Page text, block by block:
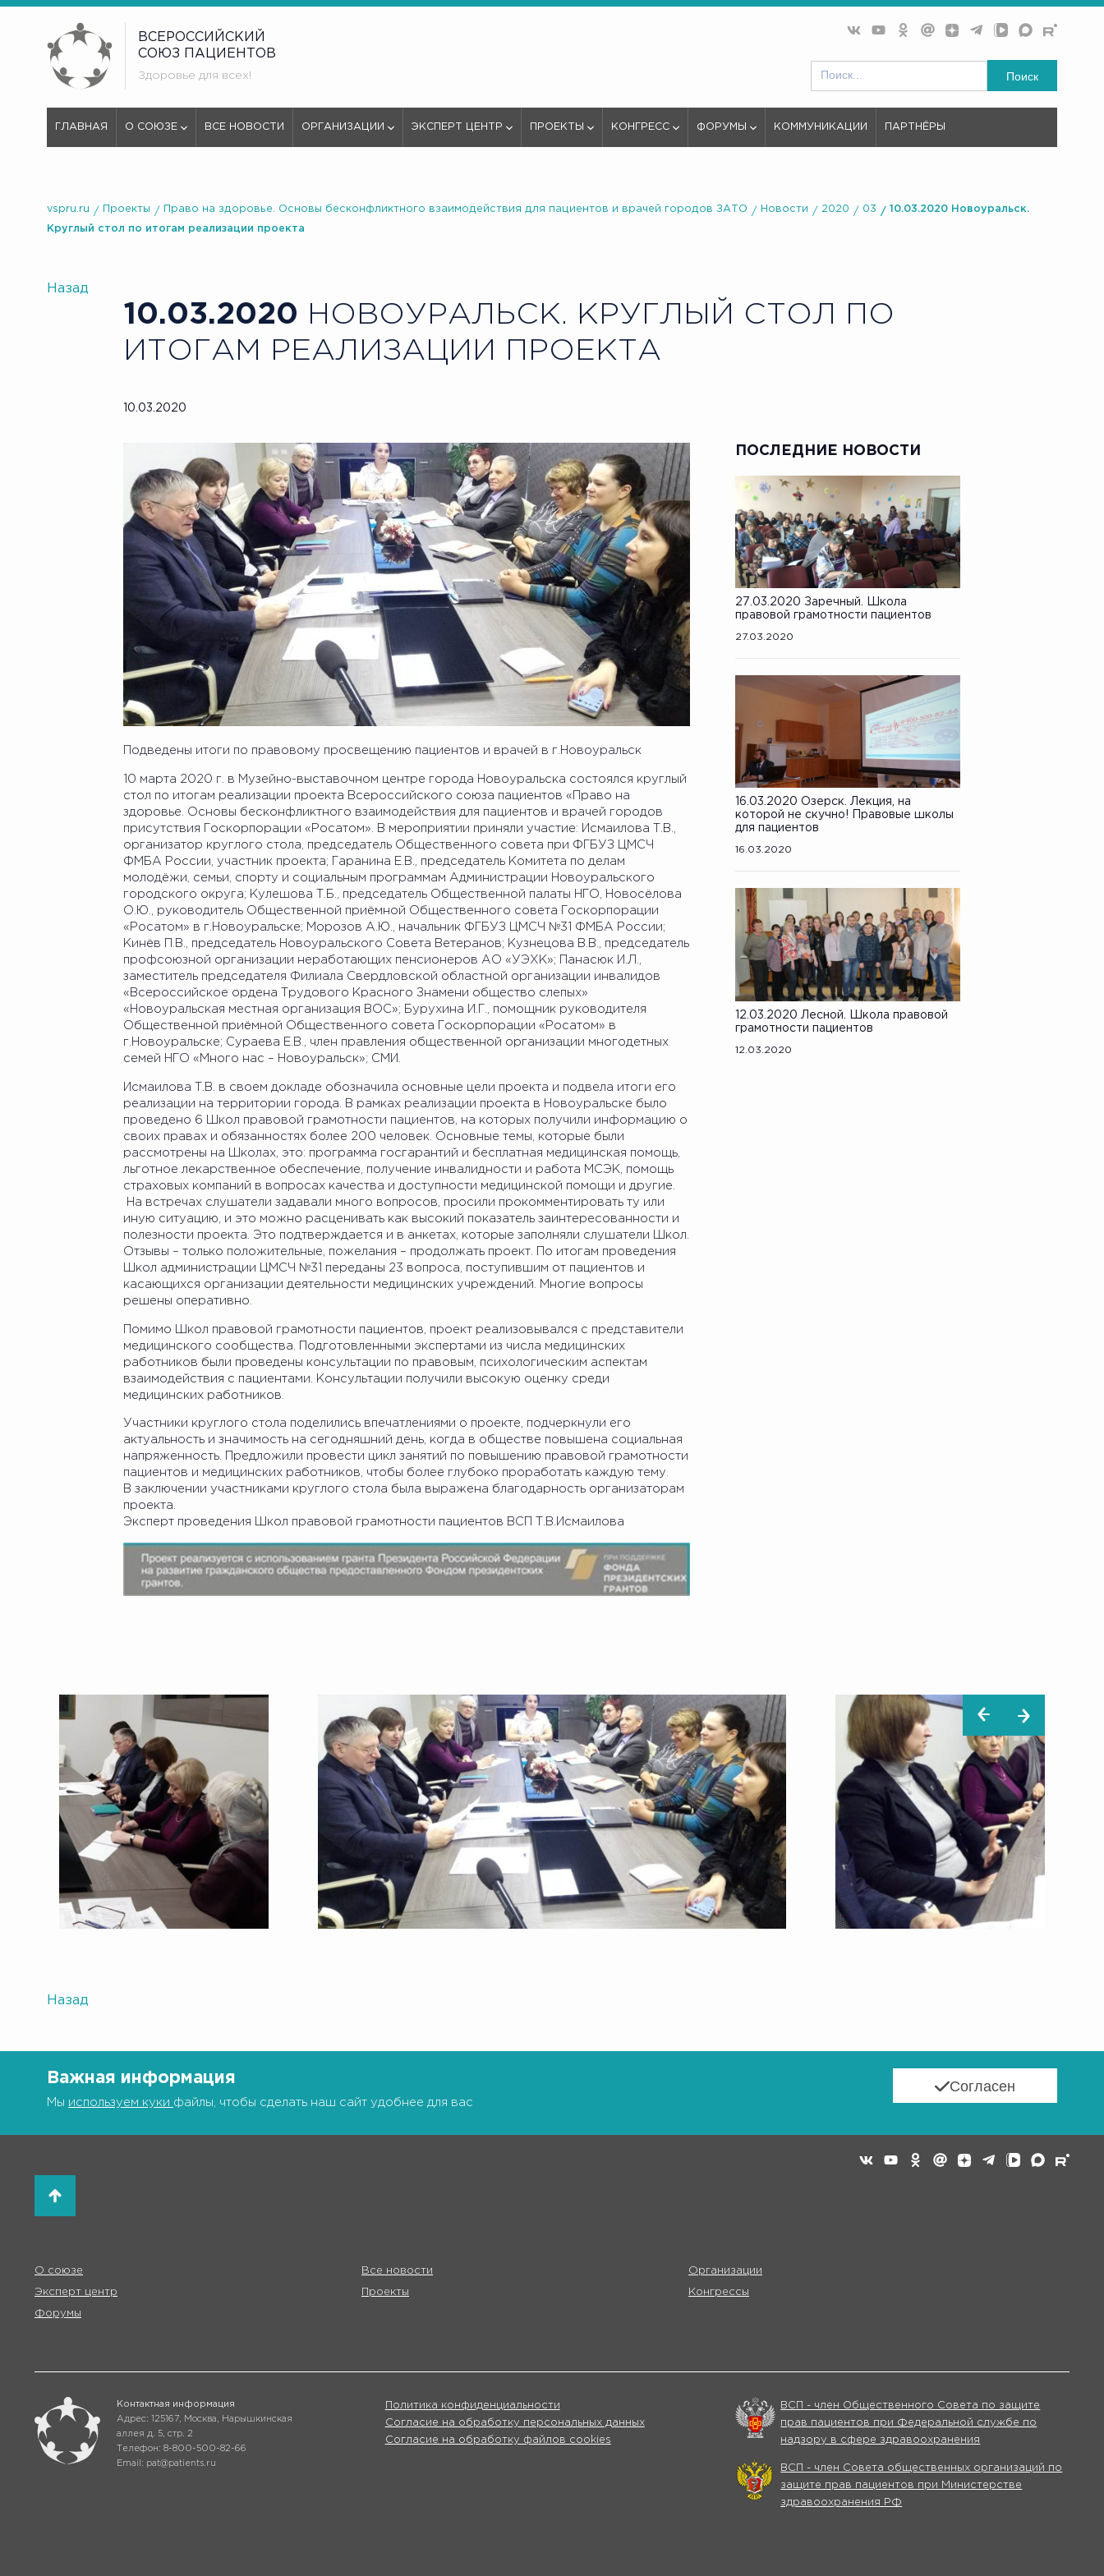
ВСЕРОССИЙСКИЙ
СОЮЗ ПАЦИЕНТОВ
Здоровье для всех! Поиск
ГЛАВНАЯ О СОЮЗЕ ВСЕ НОВОСТИ ОРГАНИЗАЦИИ ЭКСПЕРТ ЦЕНТР ПРОЕКТЫ КОНГРЕСС ФОРУМЫ КОММУНИКАЦИИ ПАРТНЁРЫ
vspru.ru Проекты Право на здоровье. Основы бесконфликтного взаимодействия для пациентов и врачей городов ЗАТО Новости 2020 03 10.03.2020 Новоуральск.
Круглый стол по итогам реализации проекта
Назад
10.03.2020 НОВОУРАЛЬСК. КРУГЛЫЙ СТОЛ ПО
ИТОГАМ РЕАЛИЗАЦИИ ПРОЕКТА
10.03.2020
Подведены итоги по правовому просвещению пациентов и врачей в г.Новоуральск
10 марта 2020 г. в Музейно-выставочном центре города Новоуральска состоялся круглый
стол по итогам реализации проекта Всероссийского союза пациентов «Право на
здоровье. Основы бесконфликтного взаимодействия для пациентов и врачей городов
присутствия Госкорпорации «Росатом». В мероприятии приняли участие: Исмаилова Т.В.,
организатор круглого стола, председатель Общественного совета при ФГБУЗ ЦМСЧ
ФМБА России, участник проекта; Гаранина Е.В., председатель Комитета по делам
молодёжи, семьи, спорту и социальным программам Администрации Новоуральского
городского округа; Кулешова Т.Б., председатель Общественной палаты НГО, Новосёлова
О.Ю., руководитель Общественной приёмной Общественного совета Госкорпорации
«Росатом» в г.Новоуральске; Морозов А.Ю., начальник ФГБУЗ ЦМСЧ №31 ФМБА России;
Кинёв П.В., председатель Новоуральского Совета Ветеранов; Кузнецова В.В., председатель
профсоюзной организации неработающих пенсионеров АО «УЭХК»; Панасюк И.Л.,
заместитель председателя Филиала Свердловской областной организации инвалидов
«Всероссийское ордена Трудового Красного Знамени общество слепых»
«Новоуральская местная организация ВОС»; Бурухина И.Г., помощник руководителя
Общественной приёмной Общественного совета Госкорпорации «Росатом» в
г.Новоуральске; Сураева Е.В., член правления общественной организации многодетных
семей НГО «Много нас – Новоуральск»; СМИ.
Исмаилова Т.В. в своем докладе обозначила основные цели проекта и подвела итоги его
реализации на территории города. В рамках реализации проекта в Новоуральске было
проведено 6 Школ правовой грамотности пациентов, на которых получили информацию о
своих правах и обязанностях более 200 человек. Основные темы, которые были
рассмотрены на Школах, это: программа госгарантий и бесплатная медицинская помощь,
льготное лекарственное обеспечение, получение инвалидности и работа МСЭК, помощь
страховых компаний в вопросах качества и доступности медицинской помощи и другие.
На встречах слушатели задавали много вопросов, просили прокомментировать ту или
иную ситуацию, и это можно расценивать как высокий показатель заинтересованности и
полезности проекта. Это подтверждается и в анкетах, которые заполняли слушатели Школ.
Отзывы – только положительные, пожелания – продолжать проект. По итогам проведения
Школ администрации ЦМСЧ №31 переданы 23 вопроса, поступившим от пациентов и
касающихся организации деятельности медицинских учреждений. Многие вопросы
решены оперативно.
Помимо Школ правовой грамотности пациентов, проект реализовывался с представители
медицинского сообщества. Подготовленными экспертами из числа медицинских
работников были проведены консультации по правовым, психологическим аспектам
взаимодействия с пациентами. Консультации получили высокую оценку среди
медицинских работников.
Участники круглого стола поделились впечатлениями о проекте, подчеркнули его
актуальность и значимость на сегодняшний день, когда в обществе повышена социальная
напряженность. Предложили провести цикл занятий по повышению правовой грамотности
пациентов и медицинских работников, чтобы более глубоко проработать каждую тему.
В заключении участниками круглого стола была выражена благодарность организаторам
проекта.
Эксперт проведения Школ правовой грамотности пациентов ВСП Т.В.Исмаилова
ПОСЛЕДНИЕ НОВОСТИ
27.03.2020 Заречный. Школа
правовой грамотности пациентов
27.03.2020
16.03.2020 Озерск. Лекция, на
которой не скучно! Правовые школы
для пациентов
16.03.2020
12.03.2020 Лесной. Школа правовой
грамотности пациентов
12.03.2020
Назад
Важная информация
Мы используем куки файлы, чтобы сделать наш сайт удобнее для вас
Согласен
О союзе Все новости Организации
Эксперт центр Проекты Конгрессы
Форумы
Контактная информация
Адрес: 125167, Москва, Нарышкинская
аллея д. 5, стр. 2
Телефон: 8-800-500-82-66
Email: pat@patients.ru
Политика конфиденциальности
Согласие на обработку персональных данных
Согласие на обработку файлов cookies
ВСП - член Общественного Совета по защите
прав пациентов при Федеральной службе по
надзору в сфере здравоохранения
ВСП - член Совета общественных организаций по
защите прав пациентов при Министерстве
здравоохранения РФ